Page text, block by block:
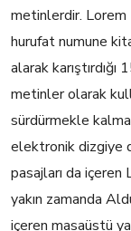
metinlerdir. Lorem
hurufat numune
alarak
metinler olarak
sürdürmekle
elektronik dizgiye
pasajları da içeren
yakın zamanda
içeren masaüstü